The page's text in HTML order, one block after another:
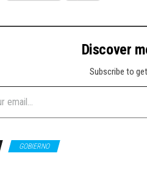
Discover
Subscribe to
GOBIERNO